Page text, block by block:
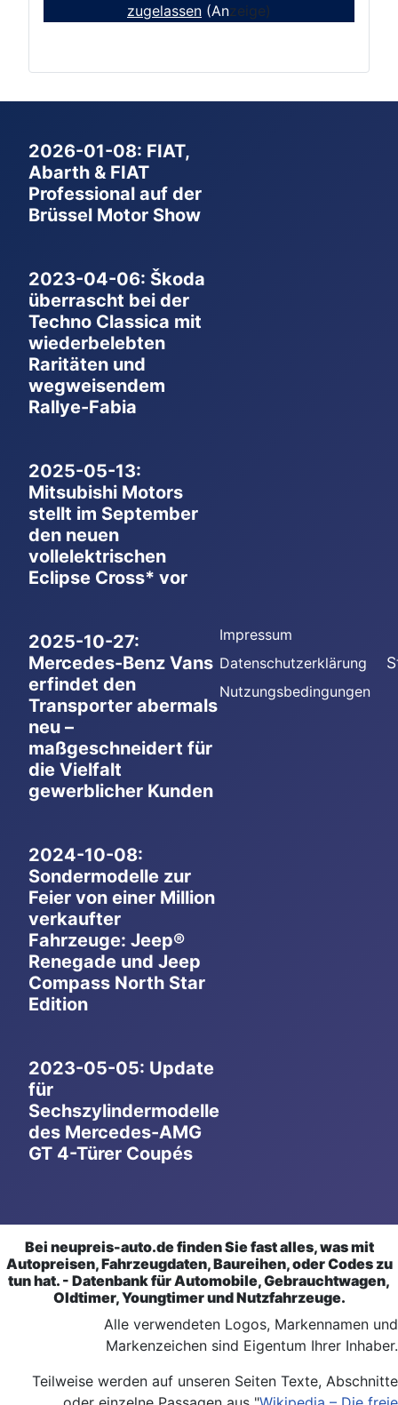
zugelassen (Anzeige)
2026-01-08: FIAT,
Abarth & FIAT
Professional auf der
Brüssel Motor Show
2023-04-06: Škoda
überrascht bei der
Techno Classica mit
wiederbelebten
Raritäten und
wegweisendem
Rallye-Fabia
2025-05-13:
Mitsubishi Motors
stellt im September
den neuen
vollelektrischen
Eclipse Cross* vor
2025-10-27:
Mercedes-Benz Vans
erfindet den
Transporter abermals
neu –
maßgeschneidert für
die Vielfalt
gewerblicher Kunden
2024-10-08:
Sondermodelle zur
Feier von einer Million
verkaufter
Fahrzeuge: Jeep®
Renegade und Jeep
Compass North Star
Edition
2023-05-05: Update
für
Sechszylindermodelle
des Mercedes-AMG
GT 4-Türer Coupés
Impressum
Datenschutzerklärung
Nutzungsbedingungen
Bei neupreis-auto.de finden Sie fast alles, was mit
Autopreisen, Fahrzeugdaten, Baureihen, oder Codes zu
tun hat. - Datenbank für Automobile, Gebrauchtwagen,
Oldtimer, Youngtimer und Nutzfahrzeuge.
Alle verwendeten Logos, Markennamen und
Markenzeichen sind Eigentum Ihrer Inhaber.
Teilweise werden auf unseren Seiten Texte, Abschnitte